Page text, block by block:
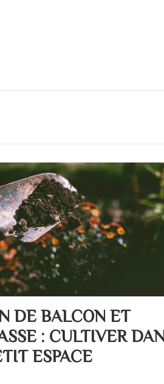
DE BALCON ET
: CULTIVER
ESPACE